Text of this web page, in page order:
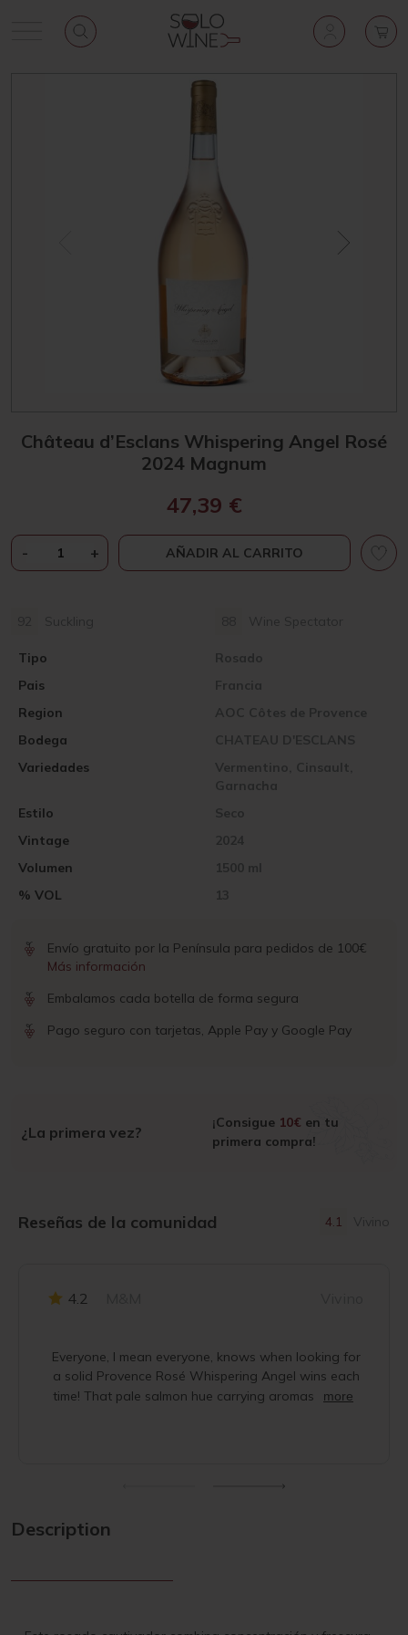
Château d’Esclans Whispering Angel Rosé
2024 Magnum
Suckling Wine Spectator
Pais Francia
Vintage 2024
Region AOC Côtes de Provence
Volumen 1500 ml
Bodega CHATEAU D'ESCLANS
% VOL 13
Variedades
Vermentino, Cinsault,
Garnacha
Tipo Rosado
Estilo Seco
47,39 €
-CHÂTEAU
D'ESCLANS
ROSÉ
MAGNUM
CANTIDAD
+ AÑADIR AL CARRITO
Envío gratuito por la Península para pedidos de 100€
Más información
Embalamos cada botella de forma segura
Pago seguro con tarjetas, Apple Pay y Google Pay
¿La primera vez?
¡Consigue 10€ en tu
primera compra!
Reseñas de la comunidad 4.1 Vivino
4.2
Everyone, I mean everyone, knows when looking for
a solid Provence Rosé Whispering Angel wins each
time! That pale salmon hue carrying aromas
more
Description